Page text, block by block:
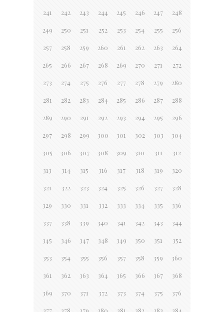
241 242 243 244 245 246 247 248
249 250 251 252 253 254 255 256
257 258 259 260 261 262 263 264
265 266 267 268 269 270 271 272
273 274 275 276 277 278 279 280
281 282 283 284 285 286 287 288
289 290 291 292 293 294 295 296
297 298 299 300 301 302 303 304
305 306 307 308 309 310 311 312
313 314 315 316 317 318 319 320
321 322 323 324 325 326 327 328
329 330 331 332 333 334 335 336
337 338 339 340 341 342 343 344
345 346 347 348 349 350 351 352
353 354 355 356 357 358 359 360
361 362 363 364 365 366 367 368
369 370 371 372 373 374 375 376